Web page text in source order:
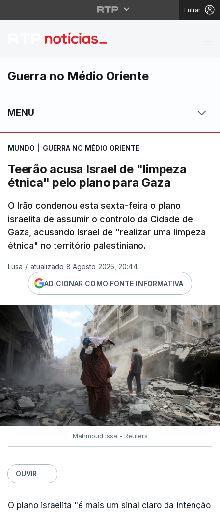
Entrar
Teerão acusa Israel
Guerra no Médio Oriente
MENU
MUNDO GUERRA NO MÉDIO ORIENTE
Teerão acusa Israel de "limpeza
étnica" pelo plano para Gaza
O Irão condenou esta sexta-feira o plano
israelita de assumir o controlo da Cidade de
Gaza, acusando Israel de "realizar uma limpeza
étnica" no território palestiniano.
Lusa / atualizado 8 Agosto 2025, 20:44
ADICIONAR COMO FONTE INFORMATIVA
Mahmoud Issa - Reuters
OUVIR
O plano israelita "é mais um sinal claro da intenção